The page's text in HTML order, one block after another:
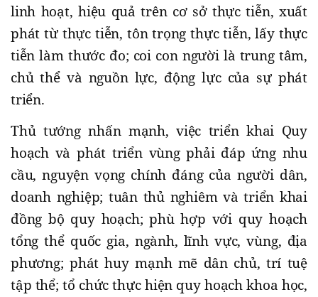
linh hoạt, hiệu quả trên cơ sở thực tiễn, xuất
phát từ thực tiễn, tôn trọng thực tiễn, lấy thực
tiễn làm thước đo; coi con người là trung tâm,
chủ thể và nguồn lực, động lực của sự phát
triển.
Thủ tướng nhấn mạnh, việc triển khai Quy
hoạch và phát triển vùng phải đáp ứng nhu
cầu, nguyện vọng chính đáng của người dân,
doanh nghiệp; tuân thủ nghiêm và triển khai
đồng bộ quy hoạch; phù hợp với quy hoạch
tổng thể quốc gia, ngành, lĩnh vực, vùng, địa
phương; phát huy mạnh mẽ dân chủ, trí tuệ
tập thể; tổ chức thực hiện quy hoạch khoa học,